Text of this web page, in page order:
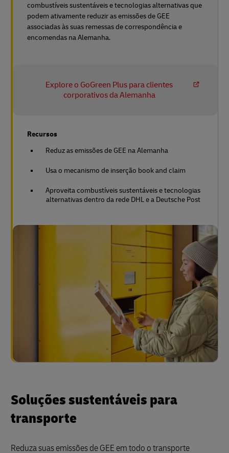
combustíveis sustentáveis e tecnologias alternativas que
podem ativamente reduzir as emissões de GEE
associadas às suas remessas de correspondência e
encomendas na Alemanha.
Explore o GoGreen Plus para clientes
corporativos da Alemanha
Recursos
Reduz as emissões de GEE na Alemanha
Usa o mecanismo de inserção book and claim
Aproveita combustíveis sustentáveis e tecnologias
alternativas dentro da rede DHL e a Deutsche Post
Soluções sustentáveis para
transporte
Reduza suas emissões de GEE em todo o transporte